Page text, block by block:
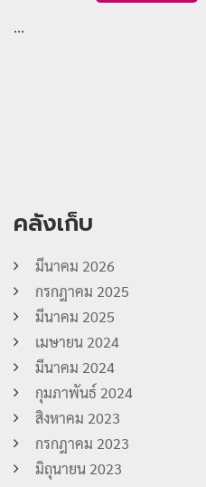
...
คลังเก็บ
มีนาคม 2026
กรกฎาคม 2025
มีนาคม 2025
เมษายน 2024
มีนาคม 2024
กุมภาพันธ์ 2024
สิงหาคม 2023
กรกฎาคม 2023
มิถุนายน 2023